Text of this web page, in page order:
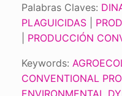
Palabras Claves:
PLAGUICIDAS
PRODUCCIÓN
Keywords:
CONVENTIONAL
ENVIRONMENTAL